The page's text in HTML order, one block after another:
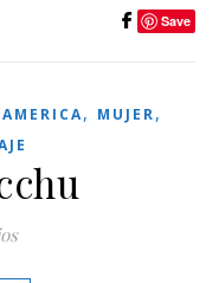
Save
, MUJER,